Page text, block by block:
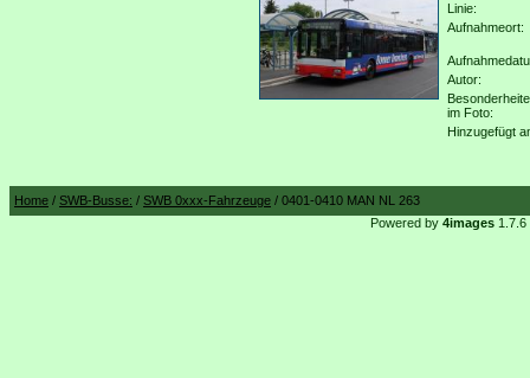
Linie:
Aufnahmeort:
Autor:
im Foto:
Hinzugefügt
Home / SWB-Busse: / SWB 0xxx-Fahrzeuge / 0401-0410 MAN NL 263
Powered by 4images1.7.6